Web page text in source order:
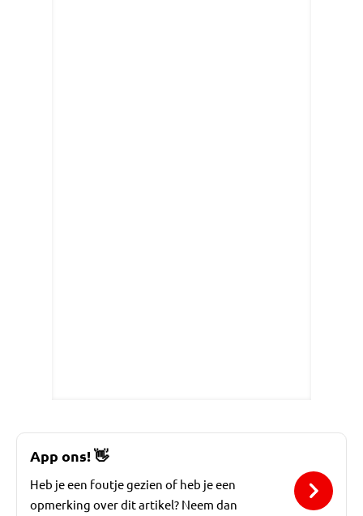
App ons!👋
Heb je een foutje gezien of heb je een
opmerking over dit artikel? Neem dan